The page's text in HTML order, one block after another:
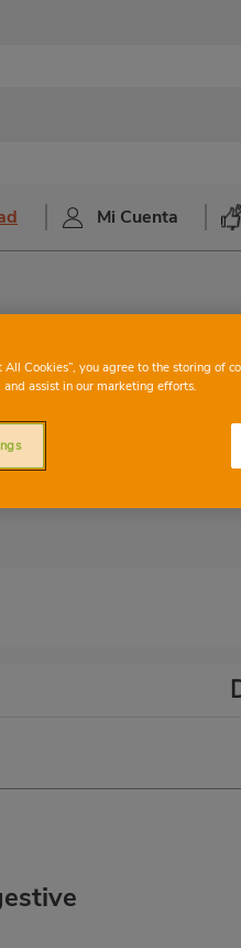
Mi Cuenta
día.
días y alimentos
All Cookies”, you agree to the storing of
and assist in our marketing efforts.